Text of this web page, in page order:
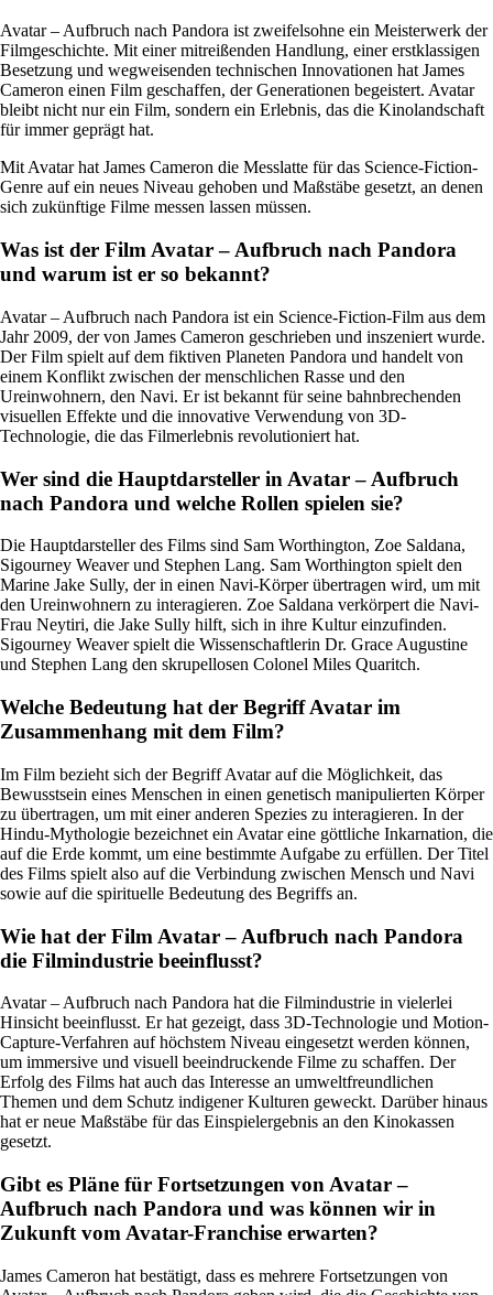
Avatar – Aufbruch nach Pandora ist zweifelsohne ein Meisterwerk der
Filmgeschichte. Mit einer mitreißenden Handlung, einer erstklassigen
Besetzung und wegweisenden technischen Innovationen hat James
Cameron einen Film geschaffen, der Generationen begeistert. Avatar
bleibt nicht nur ein Film, sondern ein Erlebnis, das die Kinolandschaft
für immer geprägt hat.
Mit Avatar hat James Cameron die Messlatte für das Science-Fiction-
Genre auf ein neues Niveau gehoben und Maßstäbe gesetzt, an denen
sich zukünftige Filme messen lassen müssen.
Was ist der Film Avatar – Aufbruch nach Pandora
und warum ist er so bekannt?
Avatar – Aufbruch nach Pandora ist ein Science-Fiction-Film aus dem
Jahr 2009, der von James Cameron geschrieben und inszeniert wurde.
Der Film spielt auf dem fiktiven Planeten Pandora und handelt von
einem Konflikt zwischen der menschlichen Rasse und den
Ureinwohnern, den Navi. Er ist bekannt für seine bahnbrechenden
visuellen Effekte und die innovative Verwendung von 3D-
Technologie, die das Filmerlebnis revolutioniert hat.
Wer sind die Hauptdarsteller in Avatar – Aufbruch
nach Pandora und welche Rollen spielen sie?
Die Hauptdarsteller des Films sind Sam Worthington, Zoe Saldana,
Sigourney Weaver und Stephen Lang. Sam Worthington spielt den
Marine Jake Sully, der in einen Navi-Körper übertragen wird, um mit
den Ureinwohnern zu interagieren. Zoe Saldana verkörpert die Navi-
Frau Neytiri, die Jake Sully hilft, sich in ihre Kultur einzufinden.
Sigourney Weaver spielt die Wissenschaftlerin Dr. Grace Augustine
und Stephen Lang den skrupellosen Colonel Miles Quaritch.
Welche Bedeutung hat der Begriff Avatar im
Zusammenhang mit dem Film?
Im Film bezieht sich der Begriff Avatar auf die Möglichkeit, das
Bewusstsein eines Menschen in einen genetisch manipulierten Körper
zu übertragen, um mit einer anderen Spezies zu interagieren. In der
Hindu-Mythologie bezeichnet ein Avatar eine göttliche Inkarnation, die
auf die Erde kommt, um eine bestimmte Aufgabe zu erfüllen. Der Titel
des Films spielt also auf die Verbindung zwischen Mensch und Navi
sowie auf die spirituelle Bedeutung des Begriffs an.
Wie hat der Film Avatar – Aufbruch nach Pandora
die Filmindustrie beeinflusst?
Avatar – Aufbruch nach Pandora hat die Filmindustrie in vielerlei
Hinsicht beeinflusst. Er hat gezeigt, dass 3D-Technologie und Motion-
Capture-Verfahren auf höchstem Niveau eingesetzt werden können,
um immersive und visuell beeindruckende Filme zu schaffen. Der
Erfolg des Films hat auch das Interesse an umweltfreundlichen
Themen und dem Schutz indigener Kulturen geweckt. Darüber hinaus
hat er neue Maßstäbe für das Einspielergebnis an den Kinokassen
gesetzt.
Gibt es Pläne für Fortsetzungen von Avatar –
Aufbruch nach Pandora und was können wir in
Zukunft vom Avatar-Franchise erwarten?
James Cameron hat bestätigt, dass es mehrere Fortsetzungen von